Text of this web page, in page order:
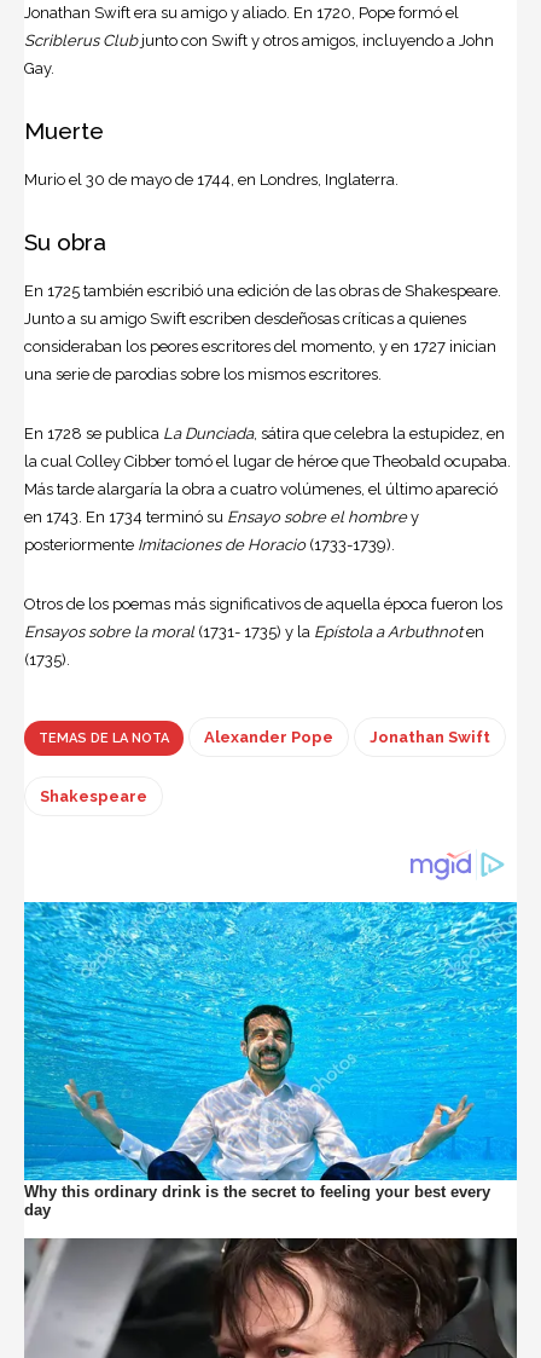
Jonathan Swift era su amigo y aliado. En 1720, Pope formó el
Scriblerus Clubjunto con Swift y otros amigos, incluyendo a John
Gay.
Muerte
Murio el 30 de mayo de 1744, en Londres, Inglaterra.
Su obra
En 1725 también escribió una edición de las obras de Shakespeare
Junto a su amigo Swift escriben desdeñosas críticas a quienes
consideraban los peores escritores del momento, y en 1727 inician
una serie de parodias sobre los mismos escritores.
En 1728 se publica La Dunciada, sátira que celebra la estupidez, en
la cual Colley Cibber tomó el lugar de héroe que Theobald ocupaba.
Más tarde alargaría la obra a cuatro volúmenes, el último apareció
en 1743. En 1734 terminó su Ensayo sobre el hombrey
posteriormente Imitaciones de Horacio(1733-1739).
Otros de los poemas más significativos de aquella época fueron los
Ensayos sobre la moral(1731- 1735) y la Epístola a Arbuthnoten
(1735).
TEMAS DE LA NOTA Alexander Pope Jonathan Swift
Shakespeare